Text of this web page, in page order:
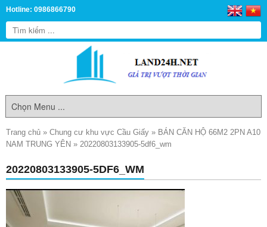
Hotline: 0986866790
Trang chủ » Chung cư khu vực Cầu Giấy » BÁN CĂN HỘ 66M2 2PN A10
NAM TRUNG YÊN » 20220803133905-5df6_wm
20220803133905-5DF6_WM